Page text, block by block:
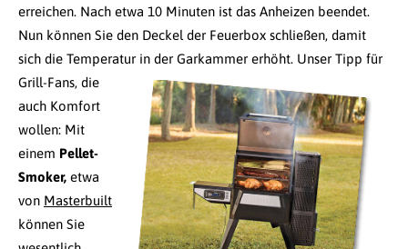
erreichen. Nach etwa 10 Minuten ist das Anheizen beendet.
Nun können Sie den Deckel der Feuerbox schließen, damit
sich die Temperatur in der Garkammer erhöht. Unser Tipp für
Grill-Fans, die
auch Komfort
wollen: Mit
einem Pellet-
Smoker, etwa
von Masterbuilt
können Sie